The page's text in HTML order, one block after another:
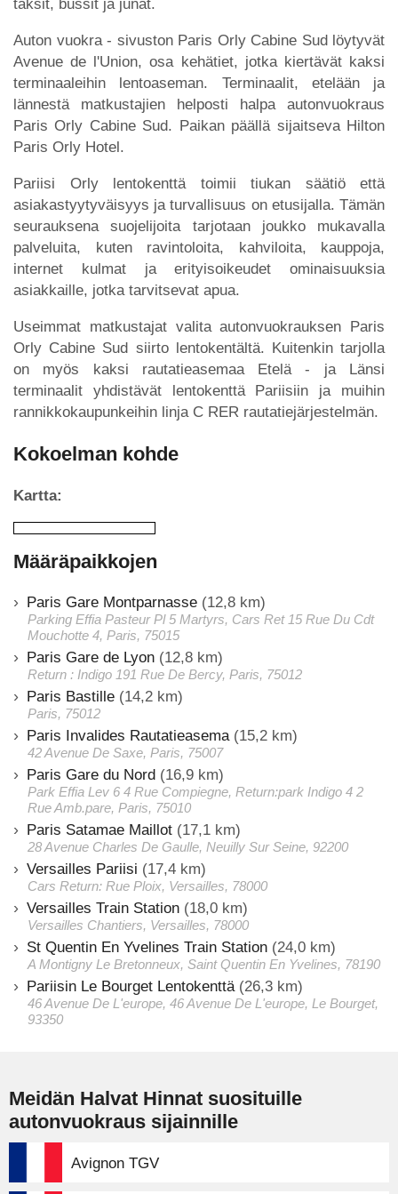
taksit, bussit ja junat.
Auton vuokra - sivuston Paris Orly Cabine Sud löytyvät
Avenue de l'Union, osa kehätiet, jotka kiertävät kaksi
terminaaleihin lentoaseman. Terminaalit, etelään ja
lännestä matkustajien helposti halpa autonvuokraus
Paris Orly Cabine Sud. Paikan päällä sijaitseva Hilton
Paris Orly Hotel.
Pariisi Orly lentokenttä toimii tiukan säätiö että
asiakastyytyväisyys ja turvallisuus on etusijalla. Tämän
seurauksena suojelijoita tarjotaan joukko mukavalla
palveluita, kuten ravintoloita, kahviloita, kauppoja,
internet kulmat ja erityisoikeudet ominaisuuksia
asiakkaille, jotka tarvitsevat apua.
Useimmat matkustajat valita autonvuokrauksen Paris
Orly Cabine Sud siirto lentokentältä. Kuitenkin tarjolla
on myös kaksi rautatieasemaa Etelä - ja Länsi
terminaalit yhdistävät lentokenttä Pariisiin ja muihin
rannikkokaupunkeihin linja C RER rautatiejärjestelmän.
Kokoelman kohde
Kartta:
Määräpaikkojen
Paris Gare Montparnasse (12,8 km)
Parking Effia Pasteur Pl 5 Martyrs, Cars Ret 15 Rue Du Cdt
Mouchotte 4, Paris, 75015
Paris Gare de Lyon (12,8 km)
Return : Indigo 191 Rue De Bercy, Paris, 75012
Paris Bastille (14,2 km)
Paris, 75012
Paris Invalides Rautatieasema (15,2 km)
42 Avenue De Saxe, Paris, 75007
Paris Gare du Nord (16,9 km)
Park Effia Lev 6 4 Rue Compiegne, Return:park Indigo 4 2
Rue Amb.pare, Paris, 75010
Paris Satamae Maillot (17,1 km)
28 Avenue Charles De Gaulle, Neuilly Sur Seine, 92200
Versailles Pariisi (17,4 km)
Cars Return: Rue Ploix, Versailles, 78000
Versailles Train Station (18,0 km)
Versailles Chantiers, Versailles, 78000
St Quentin En Yvelines Train Station (24,0 km)
A Montigny Le Bretonneux, Saint Quentin En Yvelines, 78190
Pariisin Le Bourget Lentokenttä (26,3 km)
46 Avenue De L'europe, 46 Avenue De L'europe, Le Bourget,
93350
Meidän Halvat Hinnat suosituille
autonvuokraus sijainnille
Avignon TGV